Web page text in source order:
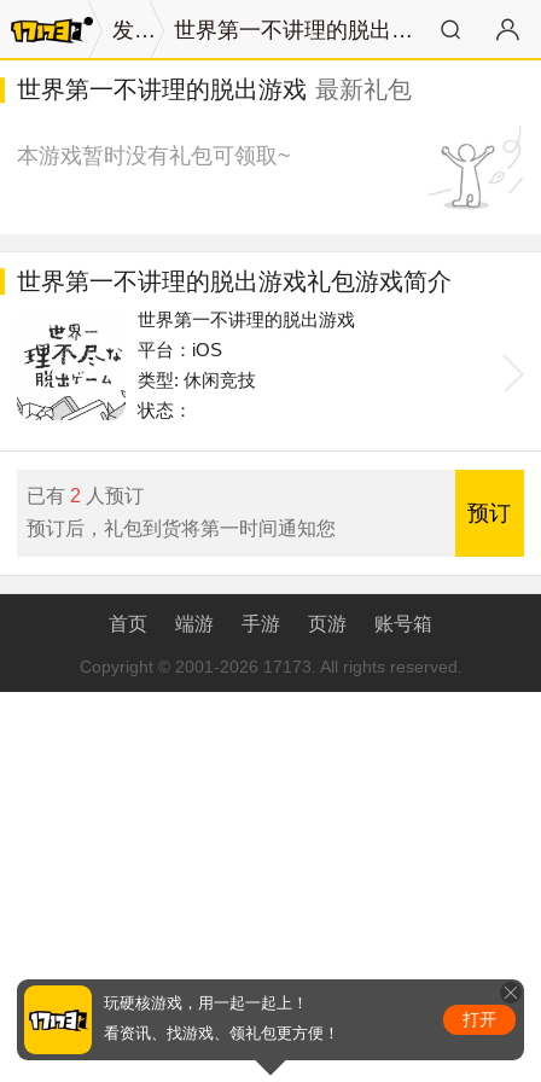
发号 世界第一不讲理的脱出游戏
世界第一不讲理的脱出游戏 最新礼包
本游戏暂时没有礼包可领取~
世界第一不讲理的脱出游戏礼包游戏简介
世界第一不讲理的脱出游戏
平台：iOS
类型: 休闲竞技
状态：
已有 2 人预订
预订后，礼包到货将第一时间通知您
预订
首页 端游 手游 页游 账号箱
Copyright © 2001-2026 17173. All rights reserved.
玩硬核游戏，用一起一起上！
看资讯、找游戏、领礼包更方便！
打开